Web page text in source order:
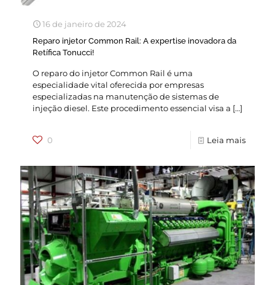
16 de janeiro de 2024
Reparo injetor Common Rail: A expertise inovadora da
Retífica Tonucci!
O reparo do injetor Common Rail é uma
especialidade vital oferecida por empresas
especializadas na manutenção de sistemas de
injeção diesel. Este procedimento essencial visa a […]
0 Leia mais